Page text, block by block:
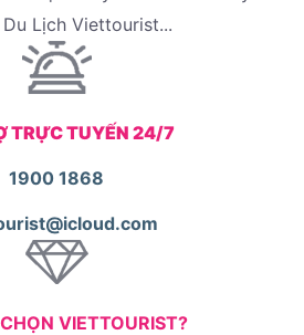
Du Lịch Viettourist...
TRỰC TUYẾN 24/7
1900 1868
VIETTOURIST?